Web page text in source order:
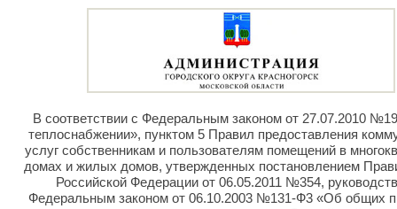
В соответствии с Федеральным законом от 27.07.2010
теплоснабжении», пунктом 5 Правил предоставления
услуг собственникам и пользователям помещений в
домах и жилых домов, утвержденных постановлением
Российской Федерации от 06.05.2011 №354,
Федеральным законом от 06.10.2003 №131-Ф3 «Об общих